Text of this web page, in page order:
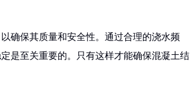
确保其质量和安全性。通过合理的浇水频
是至关重要的。只有这样才能确保混凝土结